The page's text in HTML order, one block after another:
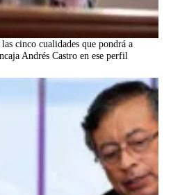
cinco cualidades que pondrá a
Andrés Castro en ese perfil